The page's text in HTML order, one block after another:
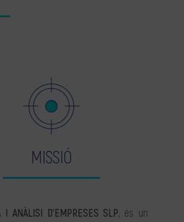
MISSIÓ
I ANÀLISI D’EMPRESES SLP, és un